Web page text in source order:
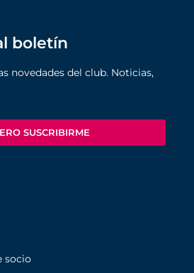
boletín
novedades del club. Noticias,
SUSCRIBIRME
socio